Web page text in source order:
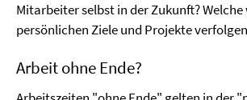
Mitarbeiter selbst in der Zukunft?
persönlichen Ziele und Projekte
Arbeit ohne Ende?